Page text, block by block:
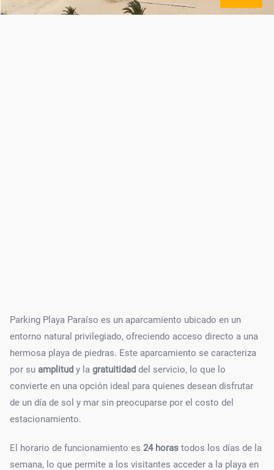
Parking Playa Paraíso es un aparcamiento ubicado en un
entorno natural privilegiado, ofreciendo acceso directo a una
hermosa playa de piedras. Este aparcamiento se caracteriza
por su amplitud y la gratuitidad del servicio, lo que lo
convierte en una opción ideal para quienes desean disfrutar
de un día de sol y mar sin preocuparse por el costo del
estacionamiento.
El horario de funcionamiento es 24 horas todos los días de la
semana, lo que permite a los visitantes acceder a la playa en